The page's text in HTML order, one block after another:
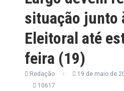
situação junto
Eleitoral até
feira (19)
Redação
19 de maio de
10617